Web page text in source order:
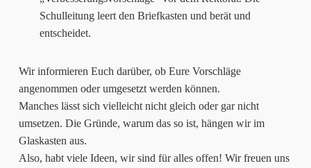
Schulleitung leert den Briefkasten und berät und
entscheidet.
Wir informieren Euch darüber, ob Eure Vorschläge
angenommen oder umgesetzt werden können.
Manches lässt sich vielleicht nicht gleich oder gar nicht
umsetzen. Die Gründe, warum das so ist, hängen wir im
Glaskasten aus.
Also, habt viele Ideen, wir sind für alles offen! Wir freuen uns